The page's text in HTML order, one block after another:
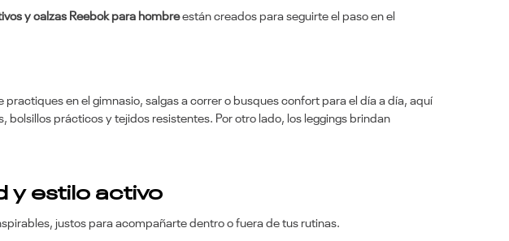
y calzas Reebok para hombreestán creados para seguirte el paso en el
en el gimnasio, salgas a correr o busques confort para el día a día, aquí
bolsillos prácticos y tejidos resistentes. Por otro lado, los leggings brindan
y estilo activo
justos para acompañarte dentro o fuera de tus rutinas.